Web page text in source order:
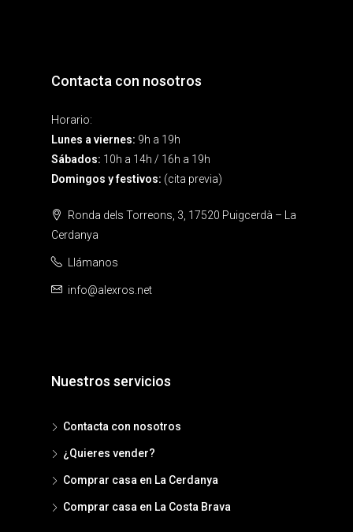
Contacta con nosotros
Horario:
Lunes a viernes: 9h a 19h
Sábados: 10h a 14h / 16h a 19h
Domingos y festivos: (cita previa)
Ronda dels Torreons, 3, 17520 Puigcerdà – La
Cerdanya
Llámanos
info@alexros.net
Nuestros servicios
Contacta con nosotros
¿Quieres vender?
Comprar casa en La Cerdanya
Comprar casa en La Costa Brava